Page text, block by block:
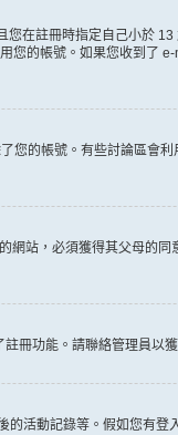
在註冊時指定自己小於
的帳號。如果您收到了
的帳號。有些討論區會
站，必須獲得其父母的
冊功能。請聯絡管理員以獲
活動記錄等。假如您有